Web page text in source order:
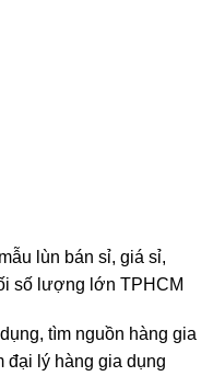
mẫu lùn bán sỉ, giá sỉ,
số lượng lớn TPHCM
tìm nguồn hàng gia
đại lý hàng gia dụng